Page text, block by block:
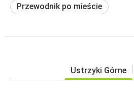
Przewodnik po mieście
Ustrzyki Górne